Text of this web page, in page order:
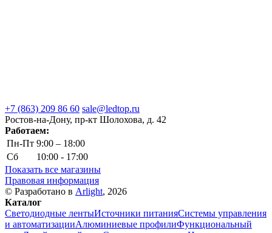
+7 (863) 209 86 60 sale@ledtop.ru
Ростов-на-Дону, пр-кт Шолохова, д. 42
Работаем:
Пн-Пт 9:00 – 18:00
Сб
10:00 - 17:00
Показать все магазины
Правовая информация
© Разработано в Arlight, 2026
Каталог
Светодиодные лентыИсточники питанияСистемы управления
и автоматизацииАлюминиевые профилиФункциональный